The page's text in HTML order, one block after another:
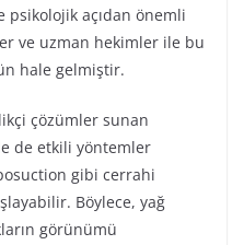
açıdan önemli
ve uzman hekimler ile bu
hale gelmiştir.
çözümler sunan
de etkili yöntemler
gibi cerrahi
Böylece, yağ
görünümü